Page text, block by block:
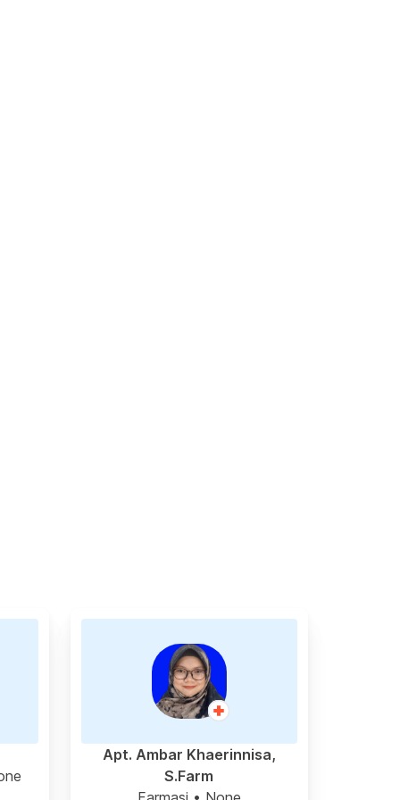
Apt. Ambar Khaerinnisa,
S.Farm